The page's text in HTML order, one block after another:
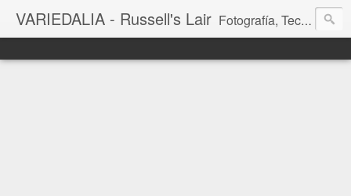
VARIEDALIA - Russell's Lair Fotografía, Tecnología, Cine y Videojuegos en un Blog Multitemática. El rinconcito del creador de FotoMuseo 3D y Left 4 SGC.